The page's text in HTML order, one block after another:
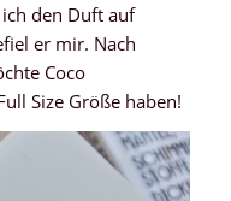
den Duft auf
er mir. Nach
Coco
Size Größe haben!